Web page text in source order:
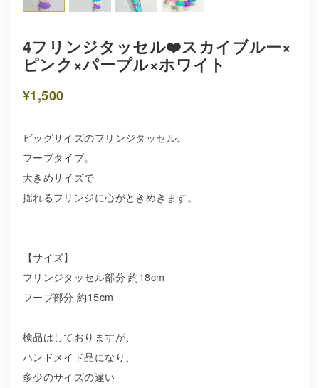
4フリンジタッセル❤️スカイブルー×
ピンク×パープル×ホワイト
¥1,500
ビッグサイズのフリンジタッセル。
フープタイプ。
大きめサイズで
揺れるフリンジに心がときめきます。
【サイズ】
フリンジタッセル部分 約18cm
フープ部分 約15cm
検品はしておりますが、
ハンドメイド品になり、
多少のサイズの違い